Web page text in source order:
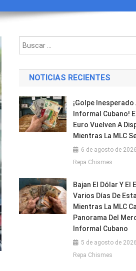
NOTICIAS RECIENTES
¡Golpe
Informal Cubano!
Euro Vuelven A
Mientras La MLC
6 de agosto de 2026
Repa Chismes
Bajan El Dólar Y El
Varios Días De
Mientras La MLC
Panorama Del
Informal Cubano
5 de agosto de 2026
Repa Chismes